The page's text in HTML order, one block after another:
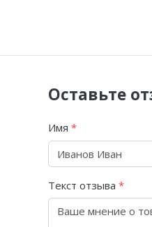
Оставьте
Имя *
Текст отзыва *